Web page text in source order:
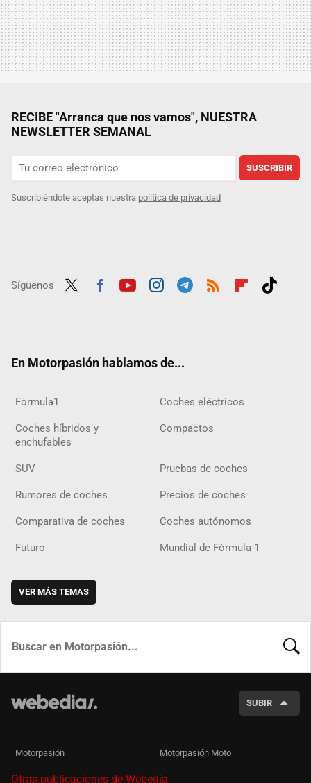
RECIBE "Arranca que nos vamos", NUESTRA
NEWSLETTER SEMANAL
SUSCRIBIR
Suscribiéndote aceptas nuestra política de privacidad
Síguenos
En Motorpasión hablamos de...
Fórmula1 Coches eléctricos
Coches híbridos y
enchufables
Compactos
SUV Pruebas de coches
Rumores de coches Precios de coches
Comparativa de coches Coches autónomos
Futuro Mundial de Fórmula 1
VER MÁS TEMAS
SUBIR
Motorpasión Motorpasión Moto
Otras publicaciones de Webedia